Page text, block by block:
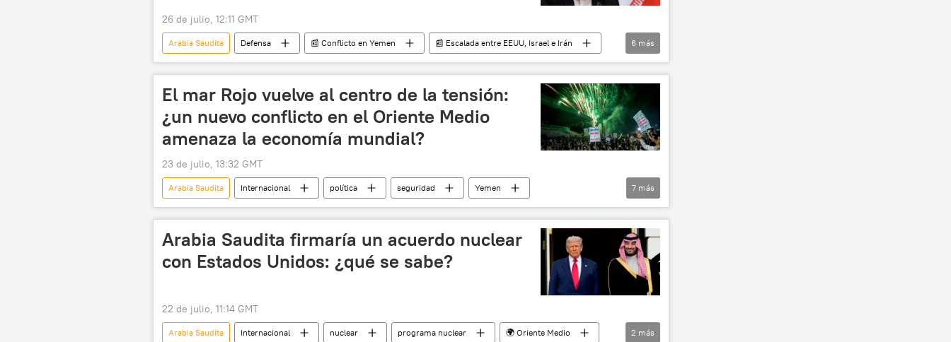
26 de julio, 12:11 GMT
Arabia Saudita Defensa 📰 Conflicto en Yemen
📰 Escalada entre EEUU, Israel e Irán
Irán
Yemen Ansarolá Abás Aragchí política Riad
6 más
El mar Rojo vuelve al centro de la tensión:
¿un nuevo conflicto en el Oriente Medio
amenaza la economía mundial?
23 de julio, 13:32 GMT
Arabia Saudita Internacional política seguridad
Yemen
📰 Escalada entre EEUU, Israel e Irán
EEUU Irán
💬 Opinión y Análisis
7 más
Arabia Saudita firmaría un acuerdo nuclear
con Estados Unidos: ¿qué se sabe?
22 de julio, 11:14 GMT
Arabia Saudita Internacional nuclear programa nuclear
🌍 Oriente Medio
2 más